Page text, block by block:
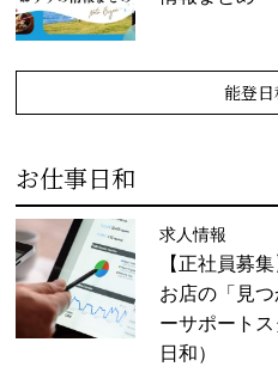
能登
お仕事日和
求人情報
【正社員募
お店の「見
ーサポート
日和）